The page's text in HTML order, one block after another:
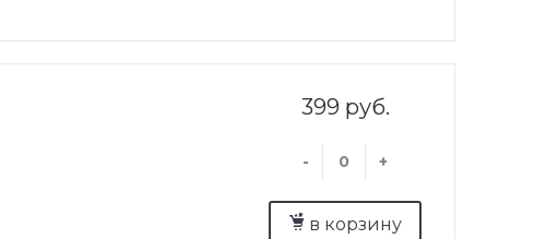
399 руб.
- +
в корзину